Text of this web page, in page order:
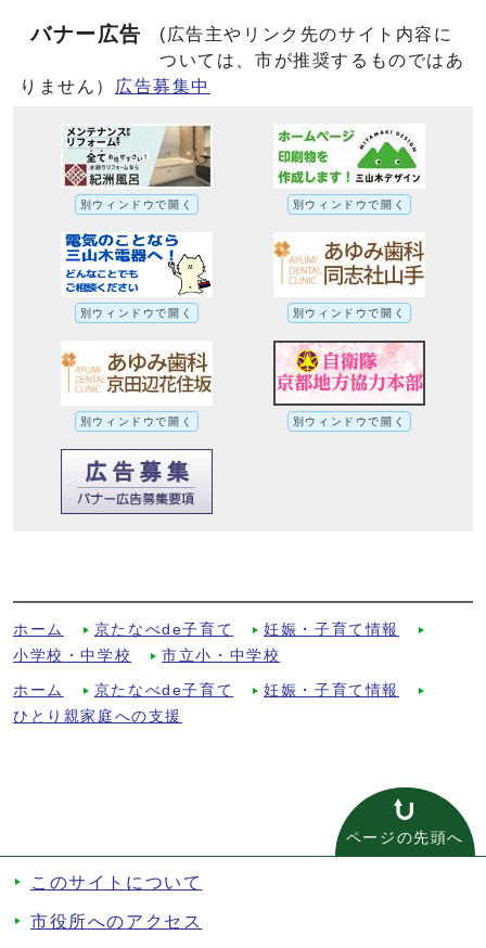
バナー広告
(広告主やリンク先のサイト内容に
ついては、市が推奨するものではあ
りません）
広告募集中
別ウィンドウで開く 別ウィンドウで開く
別ウィンドウで開く 別ウィンドウで開く
別ウィンドウで開く 別ウィンドウで開く
ホーム 京たなべde子育て
妊娠・子育て情報
小学校・中学校
市立小・中学校
ホーム 京たなべde子育て
妊娠・子育て情報
ひとり親家庭への支援
ページの先頭へ
このサイトについて
市役所へのアクセス